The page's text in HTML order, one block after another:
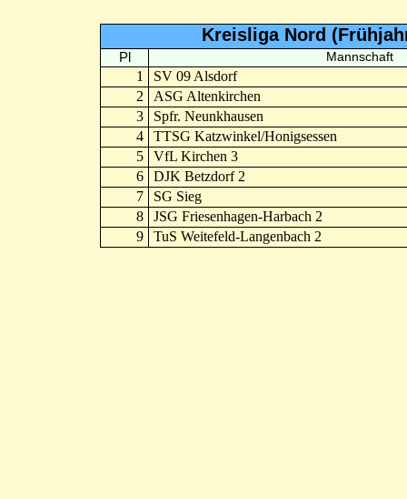
Kreisliga Nord
Pl Mannschaft
1
SV 09 Alsdorf
2
ASG Altenkirchen
3
Spfr. Neunkhausen
4
TTSG Katzwinkel/Honigsessen
5
VfL Kirchen 3
6
DJK Betzdorf 2
7
SG Sieg
8
JSG Friesenhagen-Harbach 2
9
TuS Weitefeld-Langenbach 2